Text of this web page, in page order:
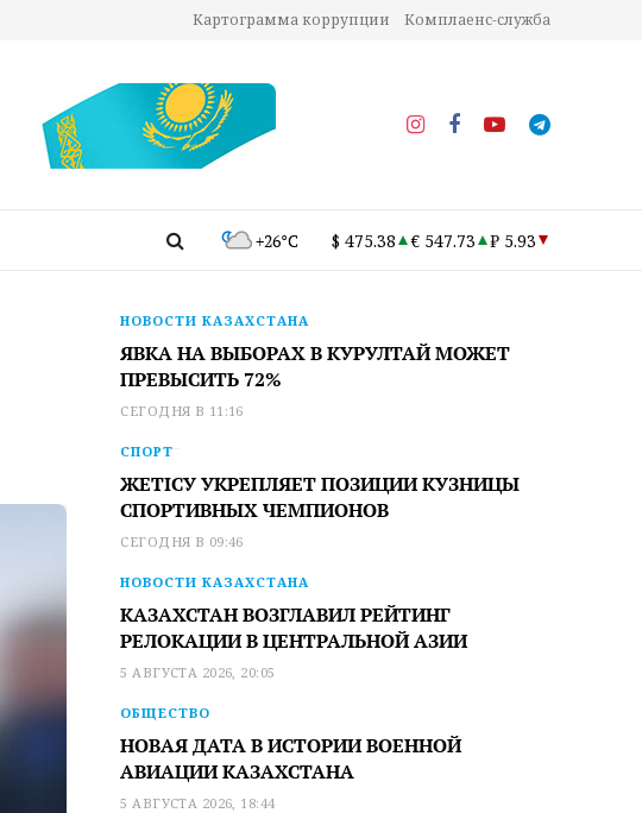
Картограмма коррупции Комплаенс-служба
+26°C $ 475.38 € 547.73 ₽ 5.93
НОВОСТИ КАЗАХСТАНА
ЯВКА НА ВЫБОРАХ В КУРУЛТАЙ МОЖЕТ
ПРЕВЫСИТЬ 72%
СЕГОДНЯ В 11:16
СПОРТ
ЖЕТІСУ УКРЕПЛЯЕТ ПОЗИЦИИ КУЗНИЦЫ
СПОРТИВНЫХ ЧЕМПИОНОВ
СЕГОДНЯ В 09:46
НОВОСТИ КАЗАХСТАНА
КАЗАХСТАН ВОЗГЛАВИЛ РЕЙТИНГ
РЕЛОКАЦИИ В ЦЕНТРАЛЬНОЙ АЗИИ
5 АВГУСТА 2026, 20:05
ОБЩЕСТВО
НОВАЯ ДАТА В ИСТОРИИ ВОЕННОЙ
АВИАЦИИ КАЗАХСТАНА
5 АВГУСТА 2026, 18:44